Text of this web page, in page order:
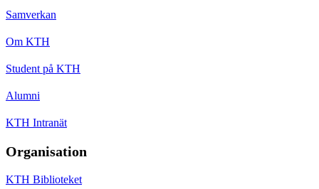
Samverkan
Om KTH
Student på KTH
Alumni
KTH Intranät
Organisation
KTH Biblioteket